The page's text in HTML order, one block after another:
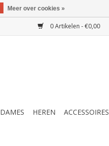
0 Artikelen - €0,00
DAMES HEREN ACCESSOIRES
Meer over cookies »